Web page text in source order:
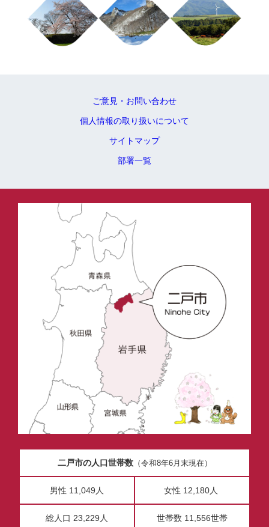
ご意見・お問い合わせ
個人情報の取り扱いについて
サイトマップ
部署一覧
二戸市の人口世帯数（令和8年6月末現在）
男性 11,049人 女性 12,180人
総人口 23,229人 世帯数 11,556世帯